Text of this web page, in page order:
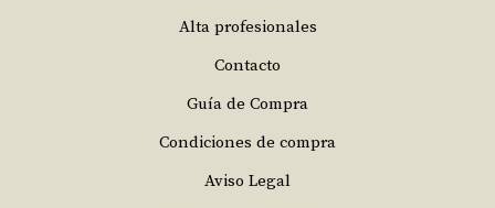
Alta profesionales
Contacto
Guía de Compra
Condiciones de compra
Aviso Legal